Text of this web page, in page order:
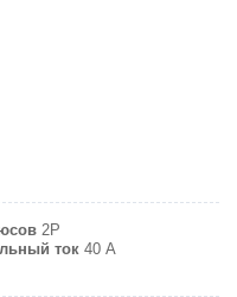
2P
ток 40 A